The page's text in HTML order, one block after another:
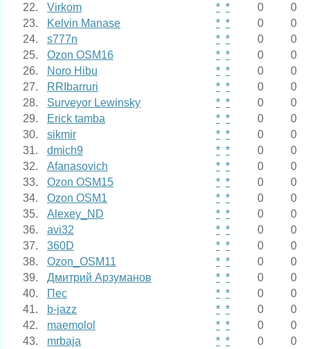
22.
Virkom * * 0
0
23.
Kelvin Manase * * 0
0
24.
s777n * * 0
0
25.
Ozon OSM16 * * 0
0
26.
Noro Hibu * * 0
0
27.
RRIbarruri * * 0
0
28.
Surveyor Lewinsky * * 0
0
29.
Erick tamba * * 0
0
30.
sikmir * * 0
0
31.
dmich9 * * 0
0
32.
Afanasovich * * 0
0
33.
Ozon OSM15 * * 0
0
34.
Ozon OSM1 * * 0
0
35.
Alexey_ND * * 0
0
36.
avi32 * * 0
0
37.
360D * * 0
0
38.
Ozon_OSM11 * * 0
0
39.
Дмитрий Арзуманов * * 0
0
40.
Пес * * 0
0
41.
b-jazz * * 0
0
42.
maemolol * * 0
0
43.
mrbaja * * 0
0